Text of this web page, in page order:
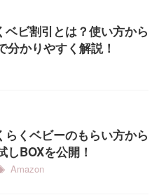
ビ割引とは？使い方から
分かりやすく解説！
くベビーのもらい方から
しBOXを公開！
Amazon